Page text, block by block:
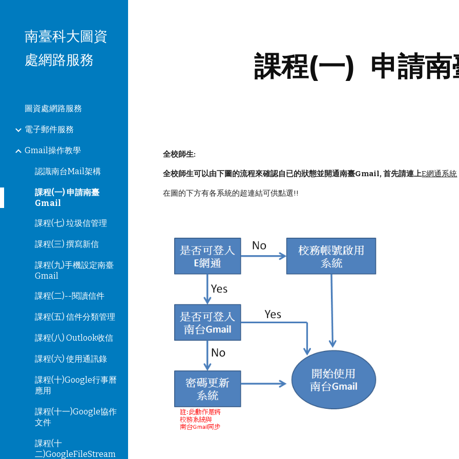
南臺科大圖資
處網路服務
圖資處網路服務
電子郵件服務
Gmail操作教學
認識南台Mail架構
課程(一) 申請南臺
Gmail
課程(七) 垃圾信管理
課程(三) 撰寫新信
課程(九)手機設定南臺
Gmail
課程(二)--閱讀信件
課程(五) 信件分類管理
課程(八) Outlook收信
課程(六) 使用通訊錄
課程(十)Google行事曆
應用
課程(十一)Google協作
文件
課程(十
二)GoogleFileStream
課程(一)  申請
全校師生:
全校師生可以由下圖的流程來確認自已的狀態並開通南臺Gmail, 首先請連上E網通系統
在圖的下方有各系統的超連結可供點選!!